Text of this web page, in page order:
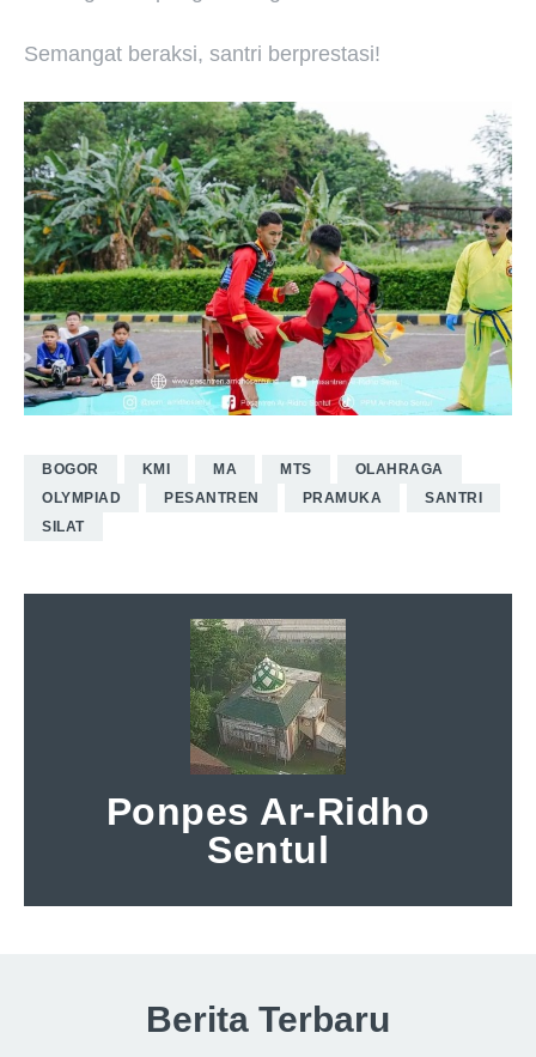
Semangat beraksi, santri berprestasi!
BOGOR KMI MA MTS
OLAHRAGA
OLYMPIAD
PESANTREN PRAMUKA
SANTRI
SILAT
Ponpes Ar-Ridho
Sentul
Berita Terbaru